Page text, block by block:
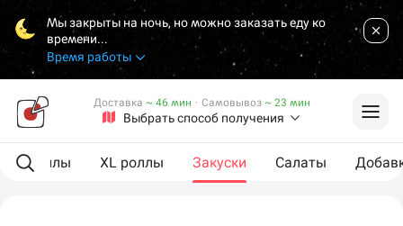
Мы закрыты на ночь, но можно заказать еду ко
времени...
Время работы
Выбрать способ получения
Доставка ~ 46 мин · Самовывоз ~ 23 мин
Роллы XL роллы Закуски Салаты